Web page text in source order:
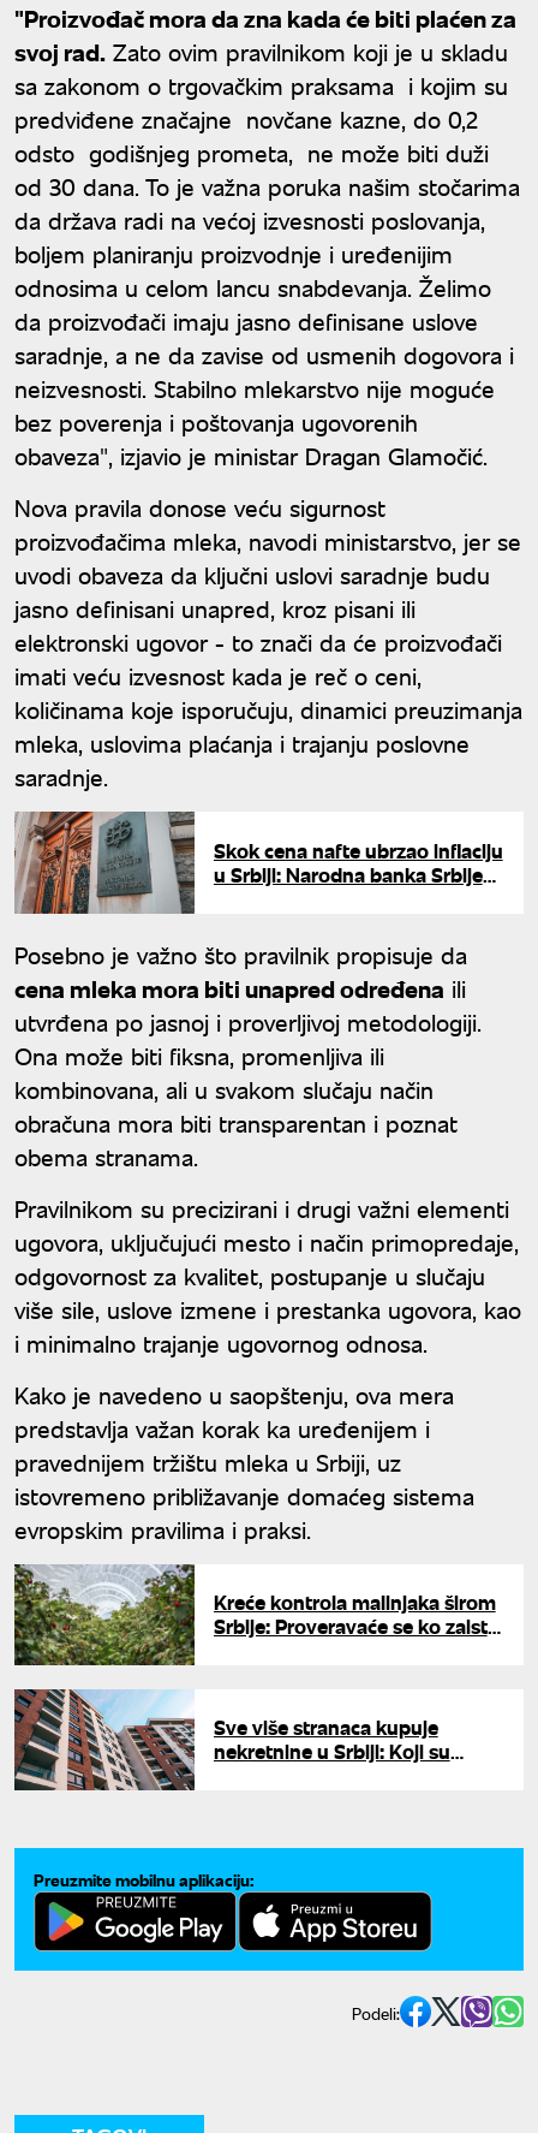
"Proizvođač mora da zna kada će biti plaćen za
svoj rad. Zato ovim pravilnikom koji je u skladu
sa zakonom o trgovačkim praksama i kojim su
predviđene značajne novčane kazne, do 0,2
odsto godišnjeg prometa, ne može biti duži
od 30 dana. To je važna poruka našim stočarima
da država radi na većoj izvesnosti poslovanja,
boljem planiranju proizvodnje i uređenijim
odnosima u celom lancu snabdevanja. Želimo
da proizvođači imaju jasno definisane uslove
saradnje, a ne da zavise od usmenih dogovora i
neizvesnosti. Stabilno mlekarstvo nije moguće
bez poverenja i poštovanja ugovorenih
obaveza", izjavio je ministar Dragan Glamočić.
Nova pravila donose veću sigurnost
proizvođačima mleka, navodi ministarstvo, jer se
uvodi obaveza da ključni uslovi saradnje budu
jasno definisani unapred, kroz pisani ili
elektronski ugovor - to znači da će proizvođači
imati veću izvesnost kada je reč o ceni,
količinama koje isporučuju, dinamici preuzimanja
mleka, uslovima plaćanja i trajanju poslovne
saradnje.
Skok cena nafte ubrzao inflaciju
u Srbiji: Narodna banka Srbije
Posebno je važno što pravilnik propisuje da
cena mleka mora biti unapred određena ili
utvrđena po jasnoj i proverljivoj metodologiji.
Ona može biti fiksna, promenljiva ili
kombinovana, ali u svakom slučaju način
obračuna mora biti transparentan i poznat
obema stranama.
Pravilnikom su precizirani i drugi važni elementi
ugovora, uključujući mesto i način primopredaje,
odgovornost za kvalitet, postupanje u slučaju
više sile, uslove izmene i prestanka ugovora, kao
i minimalno trajanje ugovornog odnosa.
Kako je navedeno u saopštenju, ova mera
predstavlja važan korak ka uređenijem i
pravednijem tržištu mleka u Srbiji, uz
istovremeno približavanje domaćeg sistema
evropskim pravilima i praksi.
Kreće kontrola malinjaka širom
Srbije: Proveravaće se ko zaista
Sve više stranaca kupuje
nekretnine u Srbiji: Koji su
Preuzmite mobilnu aplikaciju:
Podeli: